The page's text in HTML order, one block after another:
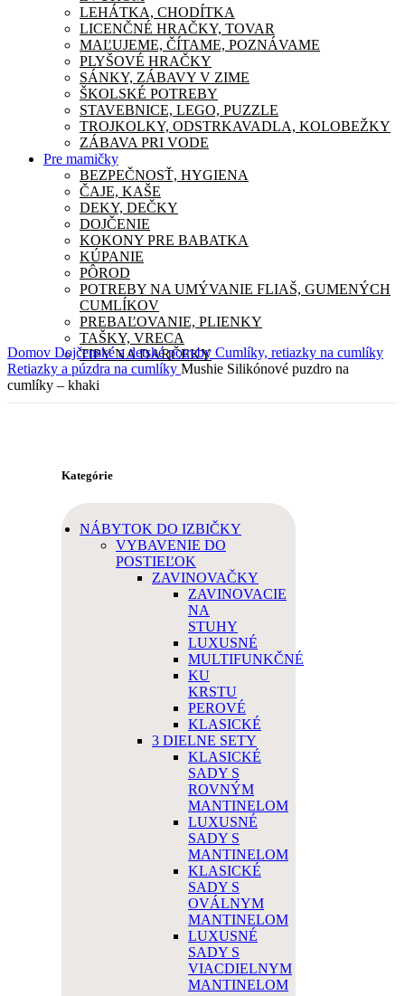
LEHÁTKA, CHODÍTKA
LICENČNÉ HRAČKY, TOVAR
MAĽUJEME, ČÍTAME, POZNÁVAME
PLYŠOVÉ HRAČKY
SÁNKY, ZÁBAVY V ZIME
ŠKOLSKÉ POTREBY
STAVEBNICE, LEGO, PUZZLE
TROJKOLKY, ODSTRKAVADLA, KOLOBEŽKY
ZÁBAVA PRI VODE
Pre mamičky
BEZPEČNOSŤ, HYGIENA
ČAJE, KAŠE
DEKY, DEČKY
DOJČENIE
KOKONY PRE BABATKA
KÚPANIE
PÔROD
POTREBY NA UMÝVANIE FLIAŠ, GUMENÝCH
CUMLÍKOV
PREBAĽOVANIE, PLIENKY
TAŠKY, VRECA
TIPY NA DARČEKY
Domov Dojčenské a detské potreby Cumlíky, retiazky na cumlíky
Retiazky a púzdra na cumlíky Mushie Silikónové puzdro na
cumlíky – khaki
Kategórie
NÁBYTOK DO IZBIČKY
VYBAVENIE DO
POSTIEĽOK
ZAVINOVAČKY
ZAVINOVACIE
NA
STUHY
LUXUSNÉ
MULTIFUNKČNÉ
KU
KRSTU
PEROVÉ
KLASICKÉ
3 DIELNE SETY
KLASICKÉ
SADY S
ROVNÝM
MANTINELOM
LUXUSNÉ
SADY S
MANTINELOM
KLASICKÉ
SADY S
OVÁLNYM
MANTINELOM
LUXUSNÉ
SADY S
VIACDIELNYM
MANTINELOM